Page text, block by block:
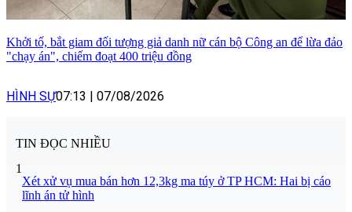
Khởi tố, bắt giam đối tượng giả danh nữ cán bộ Công an để lừa đảo
"chạy án", chiếm đoạt 400 triệu đồng
HÌNH SỰ07:13 | 07/08/2026
TIN ĐỌC NHIỀU
1
Xét xử vụ mua bán hơn 12,3kg ma túy ở TP HCM: Hai bị cáo
lĩnh án tử hình